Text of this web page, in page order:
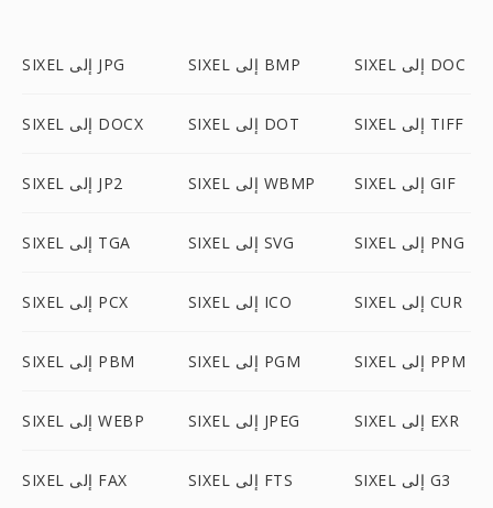
SIXEL إلى JPG SIXEL إلى BMP SIXEL إلى DOC
SIXEL إلى DOCX SIXEL إلى DOT SIXEL إلى TIFF
SIXEL إلى JP2 SIXEL إلى WBMP SIXEL إلى GIF
SIXEL إلى TGA SIXEL إلى SVG SIXEL إلى PNG
SIXEL إلى PCX SIXEL إلى ICO SIXEL إلى CUR
SIXEL إلى PBM SIXEL إلى PGM SIXEL إلى PPM
SIXEL إلى WEBP SIXEL إلى JPEG SIXEL إلى EXR
SIXEL إلى FAX SIXEL إلى FTS SIXEL إلى G3